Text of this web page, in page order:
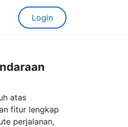
Login
atas
fitur lengkap
perjalanan,